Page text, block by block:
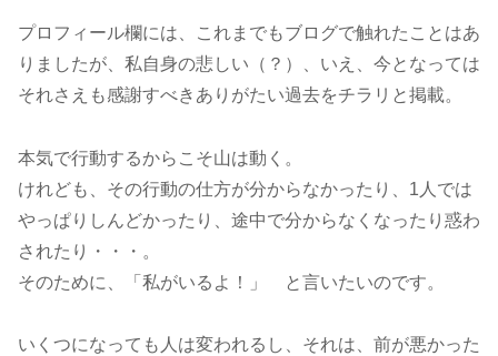
プロフィール欄には、これまでもブログで触れたことはあ
りましたが、私自身の悲しい（？）、いえ、今となっては
それさえも感謝すべきありがたい過去をチラリと掲載。
本気で行動するからこそ山は動く。
けれども、その行動の仕方が分からなかったり、1人では
やっぱりしんどかったり、途中で分からなくなったり惑わ
されたり・・・。
そのために、「私がいるよ！」 と言いたいのです。
いくつになっても人は変われるし、それは、前が悪かった